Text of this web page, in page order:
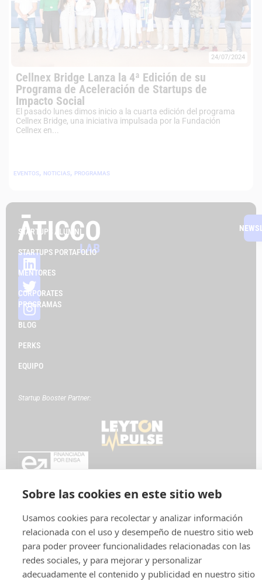
24/07/2024
Cellnex Bridge Lanza la 4ª Edición de su
Programa de Aceleración de Startups de
Impacto Social
El pasado lunes dimos inicio a la cuarta edición del programa
Cellnex Bridge, una iniciativa impulsada por la Fundación
Cellnex en...
EVENTOS, NOTICIAS, PROGRAMAS
STARTUPS ALUMNI
STARTUPS PORTAFOLIO
MENTORES
CORPORATES
PROGRAMAS
BLOG
PERKS
EQUIPO
Startup Booster Partner:
Política de privacidad Aviso legal Política de cookies
Sobre las cookies en este sitio web
Usamos cookies para recolectar y analizar información
relacionada con el uso y desempeño de nuestro sitio web
para poder proveer funcionalidades relacionadas con las
redes sociales, y para mejorar y personalizar
adecuadamente el contenido y publicidad en nuestro sitio